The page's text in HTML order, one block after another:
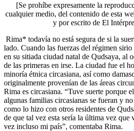
[Se prohíbe expresamente la
cualquier medio, del contenido de esta
y por escrito de El
Rima* todavía no está segura de si la
lado. Cuando las fuerzas del régimen sirio
en su sitiada ciudad natal de Qudsaya, al
de las primeras en irse. La ciudad fue el
minoría étnica circasiana, así como
originalmente provenían de las áreas
Rima es circasiana. “Tuve suerte porque
algunas familias circasianas se fueran y
como lo hizo con otros residentes de
de que tal vez esta sería la última vez
vez incluso mi país”, comentaba Rima.